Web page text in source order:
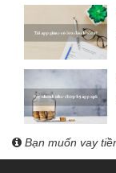
Bạn muốn vay